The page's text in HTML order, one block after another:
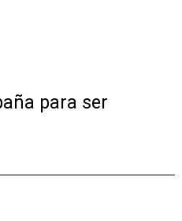
para ser